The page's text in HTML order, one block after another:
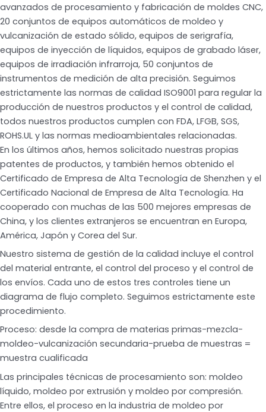
avanzados de procesamiento y fabricación de moldes CNC,
20 conjuntos de equipos automáticos de moldeo y
vulcanización de estado sólido, equipos de serigrafía,
equipos de inyección de líquidos, equipos de grabado láser,
equipos de irradiación infrarroja, 50 conjuntos de
instrumentos de medición de alta precisión. Seguimos
estrictamente las normas de calidad ISO9001 para regular la
producción de nuestros productos y el control de calidad,
todos nuestros productos cumplen con FDA, LFGB, SGS,
ROHS.UL y las normas medioambientales relacionadas.
En los últimos años, hemos solicitado nuestras propias
patentes de productos, y también hemos obtenido el
Certificado de Empresa de Alta Tecnología de Shenzhen y el
Certificado Nacional de Empresa de Alta Tecnología. Ha
cooperado con muchas de las 500 mejores empresas de
China, y los clientes extranjeros se encuentran en Europa,
América, Japón y Corea del Sur.
Nuestro sistema de gestión de la calidad incluye el control
del material entrante, el control del proceso y el control de
los envíos. Cada uno de estos tres controles tiene un
diagrama de flujo completo. Seguimos estrictamente este
procedimiento.
Proceso: desde la compra de materias primas-mezcla-
moldeo-vulcanización secundaria-prueba de muestras =
muestra cualificada
Las principales técnicas de procesamiento son: moldeo
líquido, moldeo por extrusión y moldeo por compresión.
Entre ellos, el proceso en la industria de moldeo por